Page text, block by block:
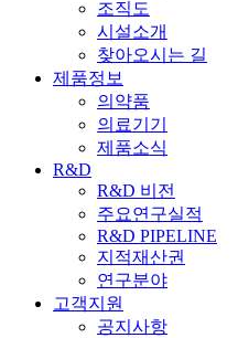
조직도
시설소개
찾아오시는 길
제품정보
의약품
의료기기
제품소식
R&D
R&D 비전
주요연구실적
R&D PIPELINE
지적재산권
연구분야
고객지원
공지사항